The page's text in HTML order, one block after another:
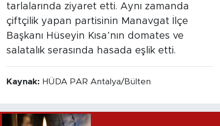
tarlalarında ziyaret etti. Aynı zamanda
çiftçilik yapan partisinin Manavgat İlçe
Başkanı Hüseyin Kısa’nın domates ve
salatalık serasında hasada eşlik etti.
Kaynak: HÜDA PAR Antalya/Bülten